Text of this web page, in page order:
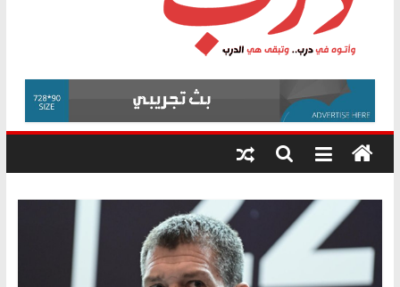
حزب التحالف الشعبي يطلق لجنة “الحق
في الصحة” بالإسكندرية لرصد الانتهاكات
ودعم المرضى
الوزاري لمدينة الصحفيين.. وانتهاء أعمال
إنشاء المبنى الإداري
المجلس القومي لحقوق الإنسان يعلن
متابعة قضية الدكتور محمد زهران.. ويؤكد:
قرينة البراءة وضمانات المحاكمة العادلة
درب
وأتوه
درب..
وتبقى
هي